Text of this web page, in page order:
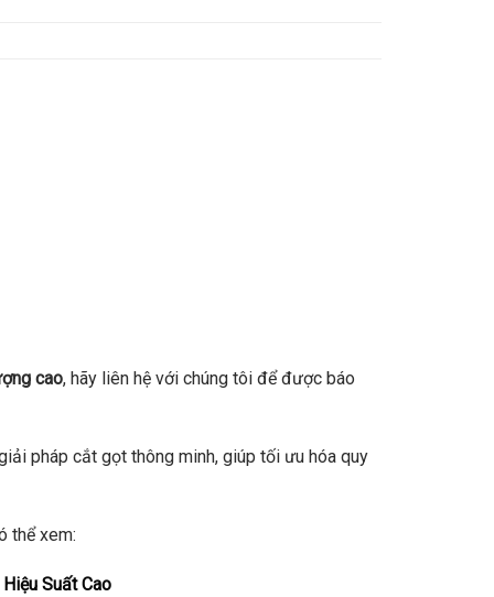
cao, hãy liên hệ với chúng tôi để được báo
pháp cắt gọt thông minh, giúp tối ưu hóa quy
thể xem:
Suất Cao